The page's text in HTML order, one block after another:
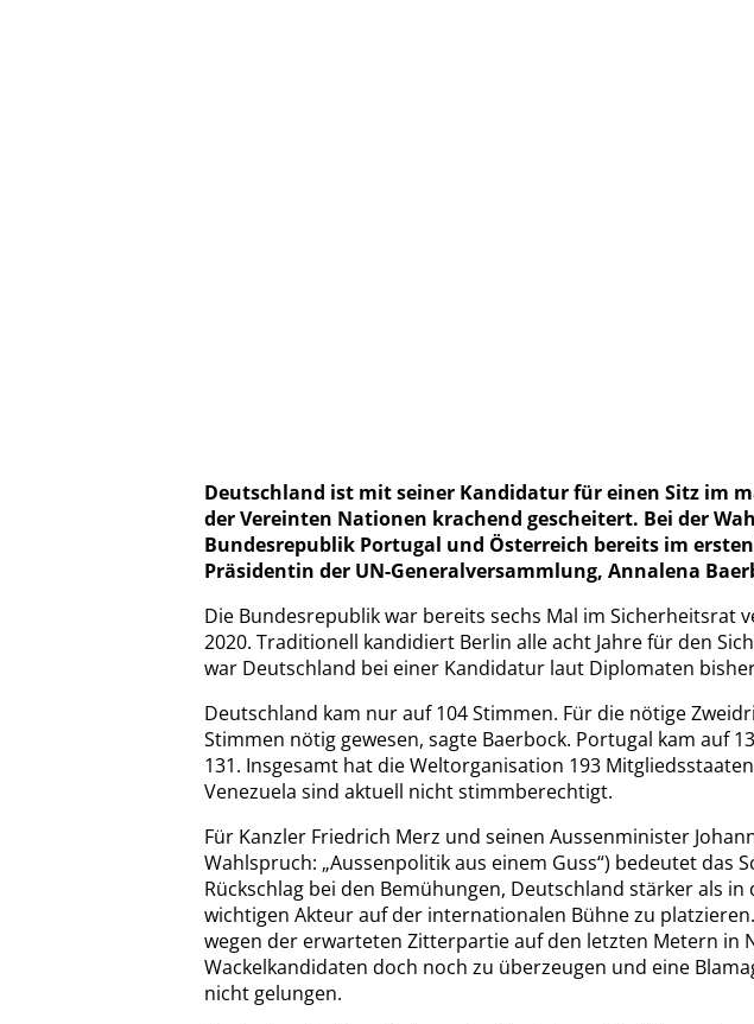
Deutschland ist mit seiner Kandidatur für einen Sitz im
der Vereinten Nationen krachend gescheitert. Bei der
Bundesrepublik Portugal und Österreich bereits im
Präsidentin der UN-Generalversammlung, Annalena
Die Bundesrepublik war bereits sechs Mal im Sicherheitsrat
2020. Traditionell kandidiert Berlin alle acht Jahre für den
war Deutschland bei einer Kandidatur laut Diplomaten
Deutschland kam nur auf 104 Stimmen. Für die nötige
Stimmen nötig gewesen, sagte Baerbock. Portugal kam auf
131. Insgesamt hat die Weltorganisation 193
Venezuela sind aktuell nicht stimmberechtigt.
Für Kanzler Friedrich Merz und seinen Aussenminister
Wahlspruch: „Aussenpolitik aus einem Guss“) bedeutet das
Rückschlag bei den Bemühungen, Deutschland stärker als in
wichtigen Akteur auf der internationalen Bühne zu
wegen der erwarteten Zitterpartie auf den letzten Metern in
Wackelkandidaten doch noch zu überzeugen und eine
nicht gelungen.